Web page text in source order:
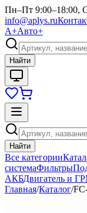
Пн–Пт 9:00–18:00,
info@aplys.ru
А+Авто+
Найти
Найти
Все категории
системаФильтры
АКБДвигатель и
Главная/Каталог/